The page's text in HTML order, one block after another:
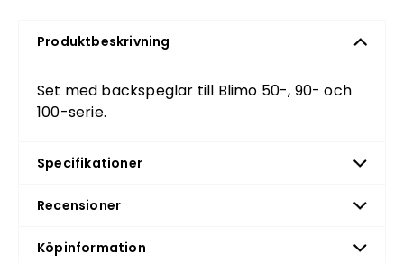
Produktbeskrivning
Set med backspeglar till Blimo 50-, 90- och
100-serie.
Specifikationer
Recensioner
Köpinformation